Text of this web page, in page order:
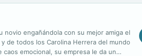
engañándola con su mejor amiga el
de todos los Carolina Herrera del mundo
emocional, su empresa le da un